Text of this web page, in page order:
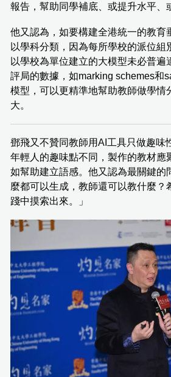
報告，幫助同學補底、或提升水平、
他又認為，如要構建全港統一的教育
以學科分類，因為每所學校的派位組
以學校為單位建立的大模型未必普遍
評局的數據，如marking schemes和
模型，可以更精準地幫助教師做學情
大。
鄧飛又不贊同教師用AI工具只做趣味
年輕人的趣味點不同，製作的教材應
如幫助建立語感。他又認為最關鍵的
麼都可以生成，教師還可以教什麼？
踐中摸索出來。」